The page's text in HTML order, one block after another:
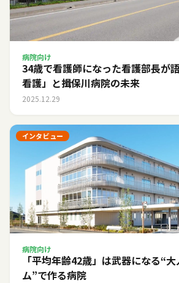
病院向け
34歳で看護師になった看護部長が
看護」と揖保川病院の未来
2025.12.29
インタビュー
病院向け
「平均年齢42歳」は武器になる――“
ム”で作る病院